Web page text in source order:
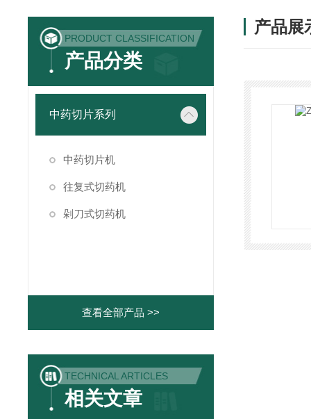
PRODUCT CLASSIFICATION
产品分类
中药切片系列
中药切片机
往复式切药机
剁刀式切药机
查看全部产品 >>
TECHNICAL ARTICLES
相关文章
产品展